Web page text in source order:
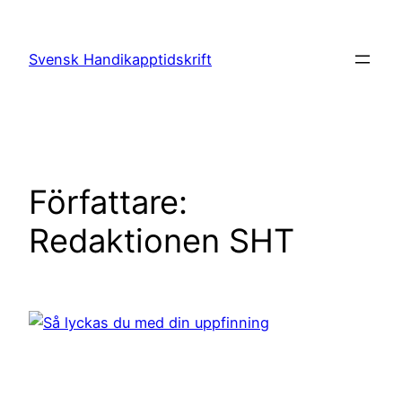
innehåll
Svensk Handikapptidskrift
Författare:
Redaktionen SHT